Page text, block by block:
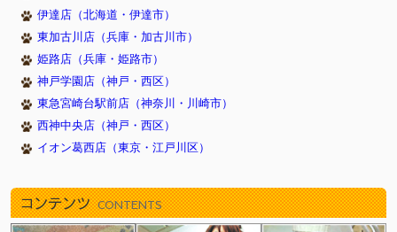
伊達店（北海道・伊達市）
東加古川店（兵庫・加古川市）
姫路店（兵庫・姫路市）
神戸学園店（神戸・西区）
東急宮崎台駅前店（神奈川・川崎市）
西神中央店（神戸・西区）
イオン葛西店（東京・江戸川区）
コンテンツ CONTENTS